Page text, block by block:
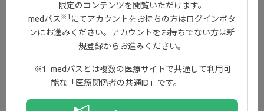
02:49-04:44 服用中に注意する症状
04:45-04:56 服用前の確認事項
04:57-05:26 エンディング
新着コンテンツ
限定のコンテンツを閲覧いただけます。
medパス※1 にてアカウントをお持ちの方はログインボタ
ンにお進みください。アカウントをお持ちでない方は新
規登録からお進みください。
medパスとは複数の医療サイトで共通して利用可
能な「医療関係者の共通ID」です。